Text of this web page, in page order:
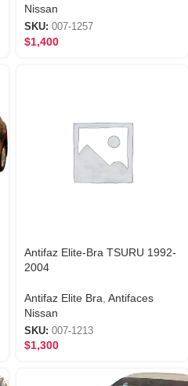
Nissan
SKU: 007-1257
$1,400
Antifaz Elite-Bra TSURU 1992-
2004
Antifaz Elite Bra Antifaces
Nissan
SKU: 007-1213
$1,300